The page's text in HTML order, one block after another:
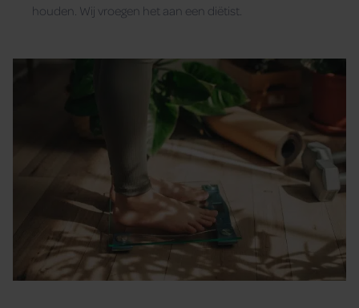
houden. Wij vroegen het aan een diëtist.